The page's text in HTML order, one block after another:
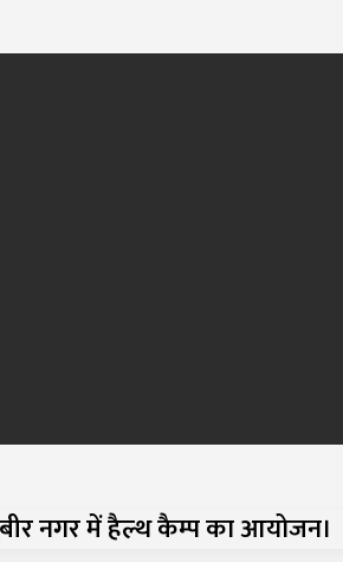
नगर में हैल्थ कैम्प का आयोजन।